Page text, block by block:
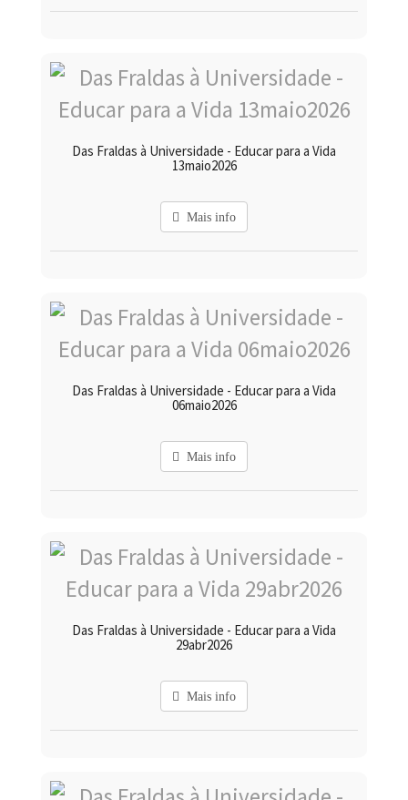
Das Fraldas à Universidade - Educar para a Vida
13maio2026
Mais info
Das Fraldas à Universidade - Educar para a Vida
06maio2026
Mais info
Das Fraldas à Universidade - Educar para a Vida
29abr2026
Mais info